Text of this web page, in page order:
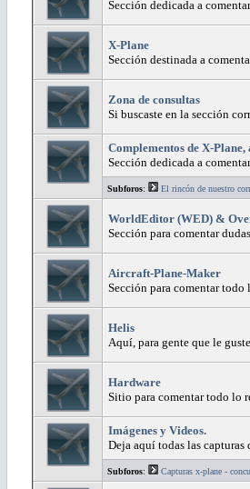
Sección dedicada a
X-Plane
Sección destinada a
Zona de consultas
Si buscaste en la sección
Complementos de X-Plane,
Sección dedicada a
Subforos: El rincón de nuestro
WorldEditor (WED) &
Sección para comentar
Aircraft-Plane-Maker
Sección para comentar todo
Helis
Aquí, para gente que le
Hardware
Sitio para comentar todo lo
Imágenes y Videos.
Deja aquí todas las
Subforos: Capturas x-plane -